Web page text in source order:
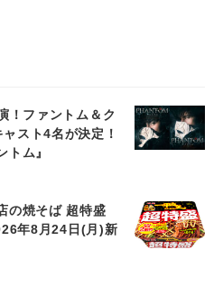
！ファントム＆ク
スト4名が決定！
トム』
の焼そば 超特盛
年8月24日(月)新